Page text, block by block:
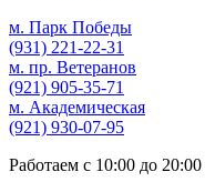
м. Парк Победы
(931) 221-22-31
м. пр. Ветеранов
(921) 905-35-71
м. Академическая
(921) 930-07-95
Работаем с 10:00 до 20:00